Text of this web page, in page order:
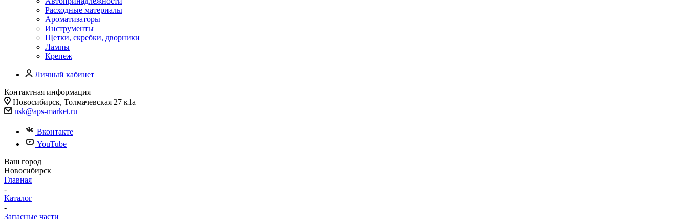
Расходные материалы
Ароматизаторы
Инструменты
Щетки, скребки, дворники
Лампы
Крепеж
Личный кабинет
Контактная информация
Новосибирск, Толмачевская 27 к1а
nsk@aps-market.ru
Вконтакте
YouTube
Ваш город
Новосибирск
Главная
-
Каталог
-
Запасные части